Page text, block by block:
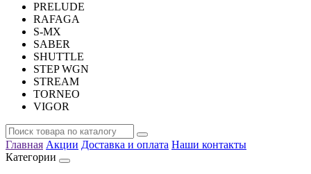
PRELUDE
RAFAGA
S-MX
SABER
SHUTTLE
STEP WGN
STREAM
TORNEO
VIGOR
Главная Акции Доставка и оплата Наши контакты
Категории